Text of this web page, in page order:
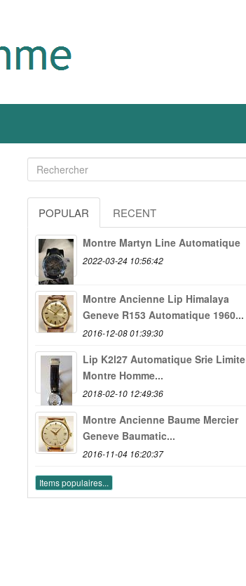
POPULAR RECENT
Montre Martyn Line Automatique
2022-03-24 10:56:42
Montre Ancienne Lip Himalaya
Geneve R153 Automatique 1960...
2016-12-08 01:39:30
Lip K2l27 Automatique Srie Limite
Montre Homme...
2018-02-10 12:49:36
Montre Ancienne Baume Mercier
Geneve Baumatic...
2016-11-04 16:20:37
Items populaires...